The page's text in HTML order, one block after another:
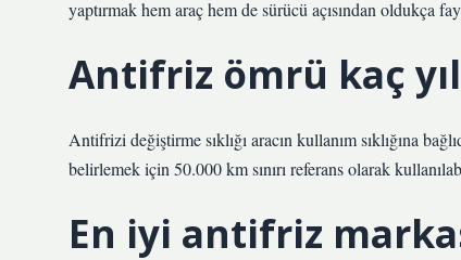
yaptırmak hem araç hem de sürücü açısından oldukça
Antifriz ömrü kaç
Antifrizi değiştirme sıklığı aracın kullanım sıklığına
belirlemek için 50.000 km sınırı referans olarak
En iyi antifriz